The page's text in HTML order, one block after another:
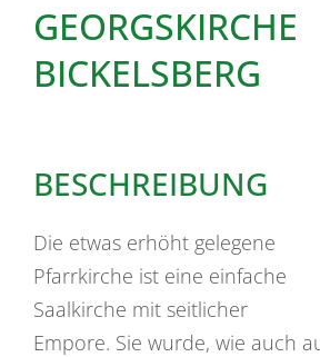
GEORGSKIRCHE
BICKELSBERG
BESCHREIBUNG
Die etwas erhöht gelegene
Pfarrkirche ist eine einfache
Saalkirche mit seitlicher
Empore. Sie wurde, wie auch